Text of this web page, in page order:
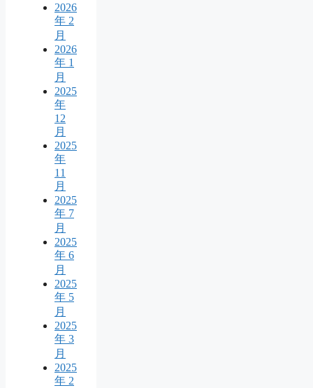
2026
年 2
月
2026
年 1
月
2025
年
12
月
2025
年
11
月
2025
年 7
月
2025
年 6
月
2025
年 5
月
2025
年 3
月
2025
年 2